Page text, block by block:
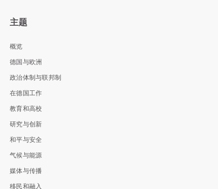
主题
概览
德国与欧洲
政治体制与联邦制
在德国工作
教育和高校
研究与创新
和平与安全
气候与能源
媒体与传播
移民和融入